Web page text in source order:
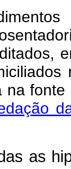
na
as